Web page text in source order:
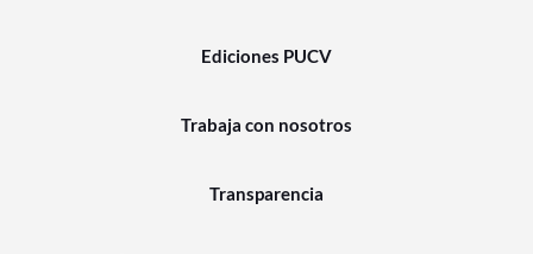
Ediciones PUCV
Trabaja con nosotros
Transparencia